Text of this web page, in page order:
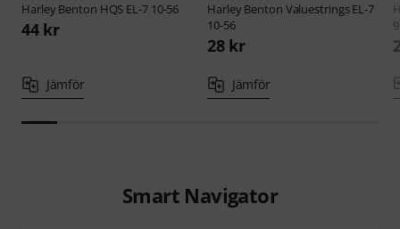
Harley Benton HQS EL-7 10-56
44 kr
Jämför
Harley Benton Valuestrings EL-7
10-56
28 kr
Jämför
Smart Navigator